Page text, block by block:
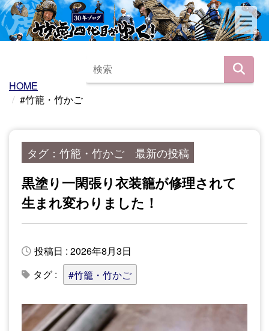
HOME
#竹籠・竹かご
タグ：竹籠・竹かご 最新の投稿
黒塗り一閑張り衣装籠が修理されて
生まれ変わりました！
投稿日 : 2026年8月3日
タグ :
#竹籠・竹かご